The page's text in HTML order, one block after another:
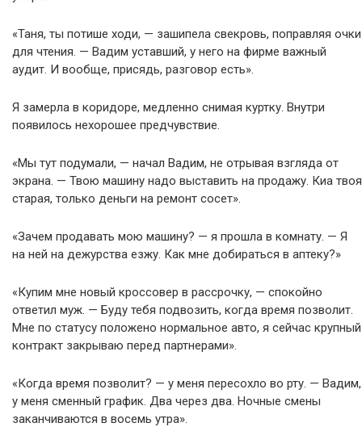
«Таня, ты потише ходи, — зашипела свекровь, поправляя очки
для чтения. — Вадим уставший, у него на фирме важный
аудит. И вообще, присядь, разговор есть».
Я замерла в коридоре, медленно снимая куртку. Внутри
появилось нехорошее предчувствие.
«Мы тут подумали, — начал Вадим, не отрывая взгляда от
экрана. — Твою машину надо выставить на продажу. Киа твоя
старая, только деньги на ремонт сосет».
«Зачем продавать мою машину? — я прошла в комнату. — Я
на ней на дежурства езжу. Как мне добираться в аптеку?»
«Купим мне новый кроссовер в рассрочку, — спокойно
ответил муж. — Буду тебя подвозить, когда время позволит.
Мне по статусу положено нормальное авто, я сейчас крупный
контракт закрываю перед партнерами».
«Когда время позволит? — у меня пересохло во рту. — Вадим,
у меня сменный график. Два через два. Ночные смены
заканчиваются в восемь утра».